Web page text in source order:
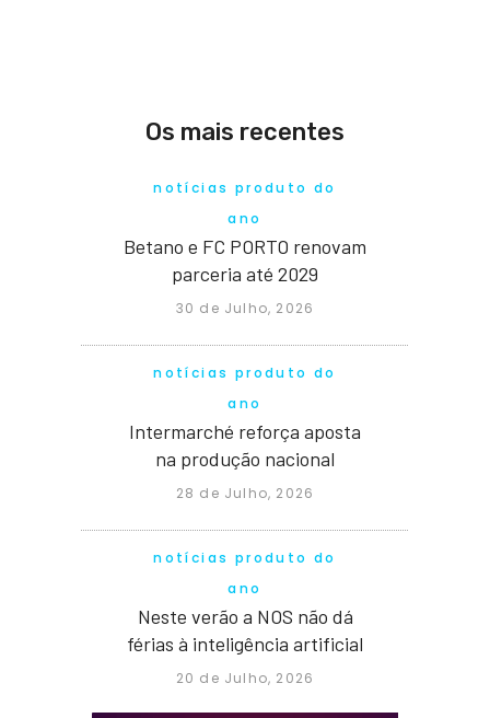
Os mais recentes
notícias produto do
ano
Betano e FC PORTO renovam
parceria até 2029
30 de Julho, 2026
notícias produto do
ano
Intermarché reforça aposta
na produção nacional
28 de Julho, 2026
notícias produto do
ano
Neste verão a NOS não dá
férias à inteligência artificial
20 de Julho, 2026